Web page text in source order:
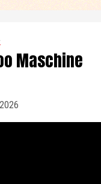
Maschine